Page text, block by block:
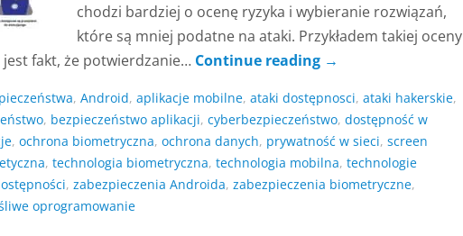
chodzi bardziej o ocenę ryzyka i wybieranie rozwiązań,
które są mniej podatne na ataki. Przykładem takiej oceny
fakt, że potwierdzanie… Continue reading →
, Android, aplikacje mobilne, ataki dostępnosci, ataki hakerskie,
, bezpieczeństwo aplikacji, cyberbezpieczeństwo, dostępność w
, ochrona biometryczna, ochrona danych, prywatność w sieci, screen
, technologia biometryczna, technologia mobilna, technologie
, zabezpieczenia Androida, zabezpieczenia biometryczne,
oprogramowanie